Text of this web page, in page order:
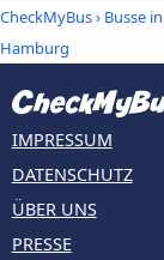
CheckMyBus› Busse
Hamburg
IMPRESSUM
DATENSCHUTZ
ÜBER UNS
PRESSE